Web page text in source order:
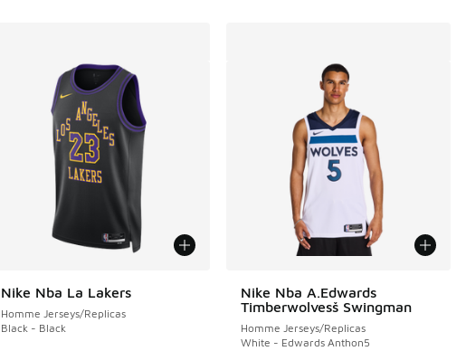
Nike Nba La Lakers
Homme Jerseys/Replicas
Black - Black
Nike Nba A.Edwards
Timberwolvesš Swingman
Homme Jerseys/Replicas
White - Edwards Anthon5